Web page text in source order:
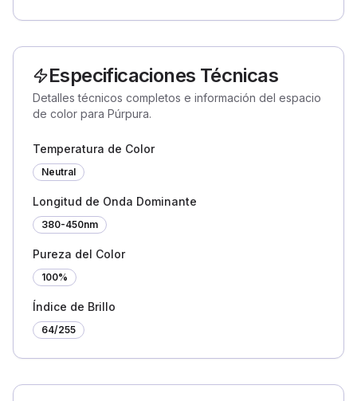
Especificaciones Técnicas
Detalles técnicos completos e información del espacio
de color para Púrpura.
Temperatura de Color
Neutral
Longitud de Onda Dominante
380-450nm
Pureza del Color
100%
Índice de Brillo
64/255